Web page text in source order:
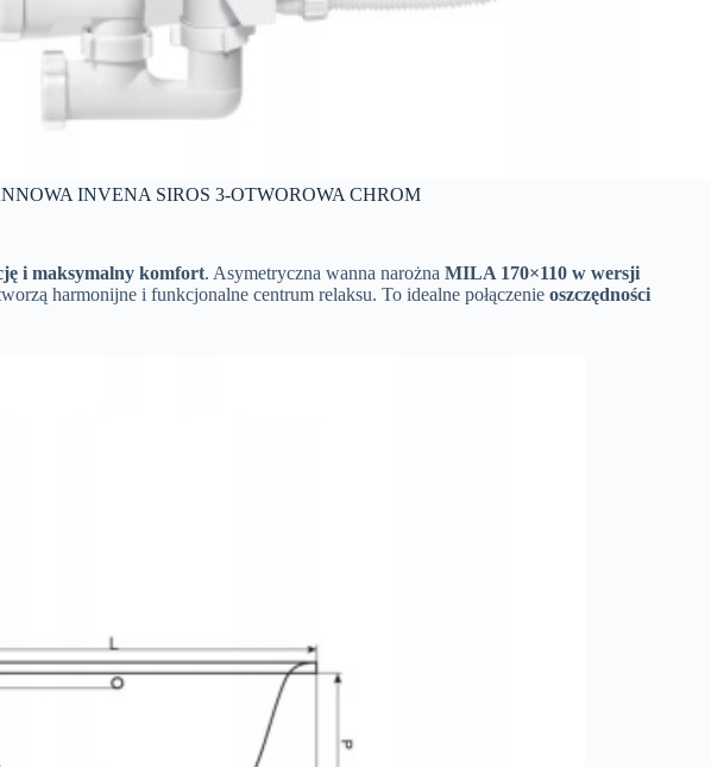
INVENA SIROS 3-OTWOROWA CHROM
i maksymalny komfort. Asymetryczna wanna narożna MILA 170×110 w wersji
harmonijne i funkcjonalne centrum relaksu. To idealne połączenie oszczędności